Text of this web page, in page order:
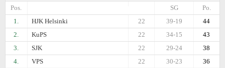
Pos.
Po.
SG
1.
HJK Helsinki 44
39-19
22
2.
KuPS 43
34-15
22
3.
SJK 38
29-24
22
4.
VPS 36
30-23
22